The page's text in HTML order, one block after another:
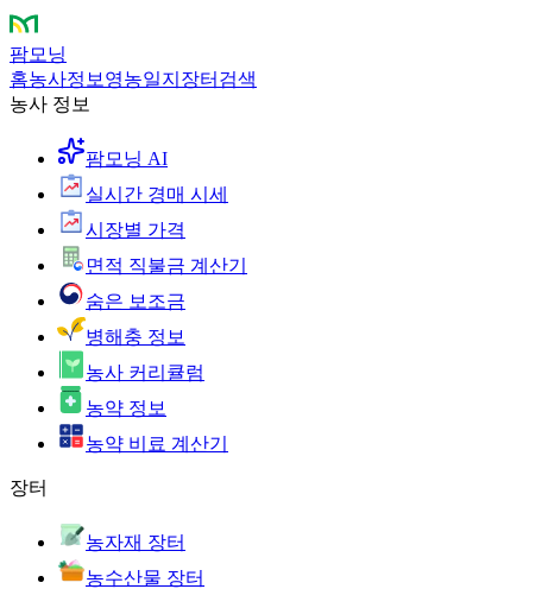
팜모닝
홈농사정보 영농일지 장터 검색
농사 정보
팜모닝 AI
실시간 경매 시세
시장별 가격
면적 직불금 계산기
숨은 보조금
병해충 정보
농사 커리큘럼
농약 정보
농약 비료 계산기
장터
농자재 장터
농수산물 장터